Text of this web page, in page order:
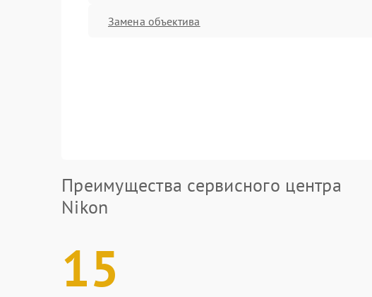
Замена объектива
Преимущества сервисного центра
Nikon
15